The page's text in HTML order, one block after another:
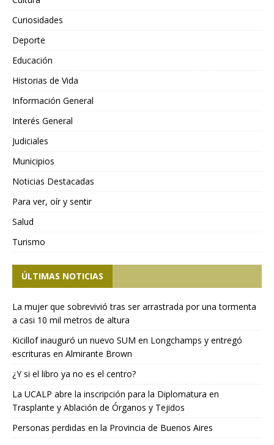
Curiosidades
Deporte
Educación
Historias de Vida
Información General
Interés General
Judiciales
Municipios
Noticias Destacadas
Para ver, oír y sentir
Salud
Turismo
ÚLTIMAS NOTICIAS
La mujer que sobrevivió tras ser arrastrada por una tormenta
a casi 10 mil metros de altura
Kicillof inauguró un nuevo SUM en Longchamps y entregó
escrituras en Almirante Brown
¿Y si el libro ya no es el centro?
La UCALP abre la inscripción para la Diplomatura en
Trasplante y Ablación de Órganos y Tejidos
Personas perdidas en la Provincia de Buenos Aires